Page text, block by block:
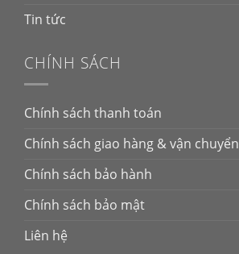
Tin tức
CHÍNH SÁCH
Chính sách thanh toán
Chính sách giao hàng & vận chuyển
Chính sách bảo hành
Chính sách bảo mật
Liên hệ